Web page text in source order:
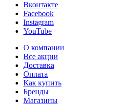
Вконтакте
Facebook
Instagram
YouTube
О компании
Все акции
Доставка
Оплата
Как купить
Бренды
Магазины